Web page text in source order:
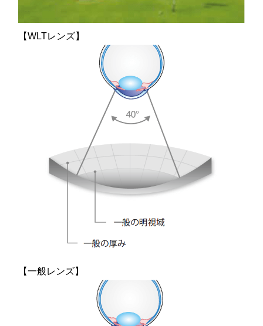
【WLTレンズ】
【一般レンズ】